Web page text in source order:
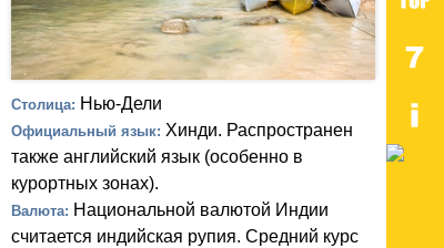
Столица: Нью-Дели
Официальный язык: Хинди. Распространен
также английский язык (особенно в
курортных зонах).
Валюта: Национальной валютой Индии
считается индийская рупия. Средний курс